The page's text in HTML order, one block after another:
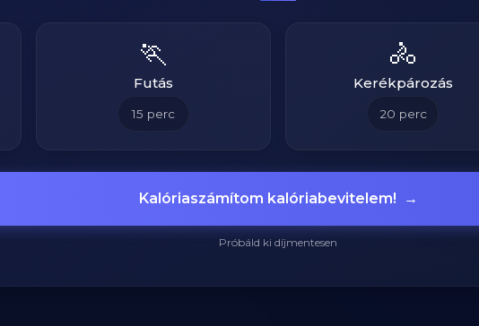
🏃
Futás
15 perc
🚴
Kerékpározás
20 perc
Kalóriaszámítom kalóriabevitelem! →
Próbáld ki díjmentesen